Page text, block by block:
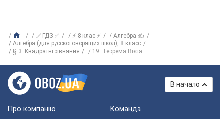
✅ ГДЗ ✅ ⚡ 8 клас ⚡
Алгебра ✍
Алгебра (для русскоговорящих школ), 8 класс
§ 3. Квадратні рівняння
19. Теорема Вієта
В начало
Про компанію Команда